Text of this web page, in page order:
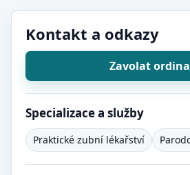
Kontakt a odkazy
Zavolat
Specializace a služby
Praktické zubní lékařství